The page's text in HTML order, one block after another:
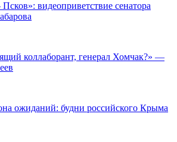
видеоприветствие сенатора
коллаборант, генерал Хомчак?» —
ожиданий: будни российского Крыма